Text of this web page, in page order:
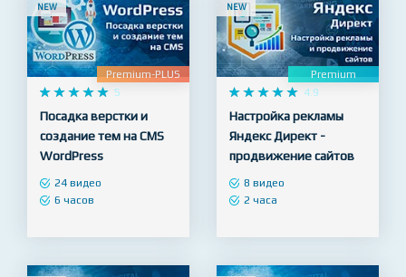
NEW
Premium-PLUS
    
     5
создание тем на CMS
WordPress
NEW
    
     4.9
Настройка рекламы
Яндекс Директ -
продвижение сайтов